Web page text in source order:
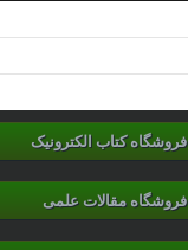
فروشگاه کتاب الکترونیک
فروشگاه مقالات علمی